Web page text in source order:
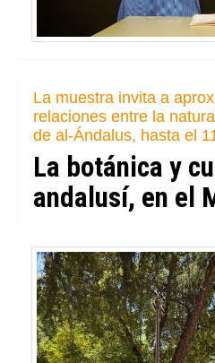
La muestra invita a
relaciones entre la
de al-Ándalus, hasta el
La botánica y
andalusí, en el